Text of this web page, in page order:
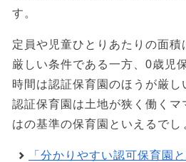
す。
定員や児童ひとりあたりの面
厳しい条件である一方、0歳児
時間は認証保育園のほうが厳し
認証保育園は土地が狭く働く
はの基準の保育園といえるでし
「分かりやすい認可保育園